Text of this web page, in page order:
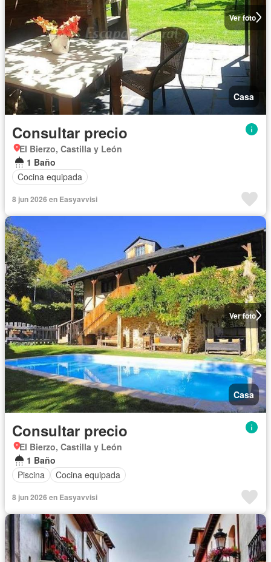
Ver foto
Casa
Consultar precio
El Bierzo, Castilla y León
1 Baño
Cocina equipada
8 jun 2026 en Easyavvisi
Ver foto
Casa
Consultar precio
El Bierzo, Castilla y León
1 Baño
Piscina
Cocina equipada
8 jun 2026 en Easyavvisi